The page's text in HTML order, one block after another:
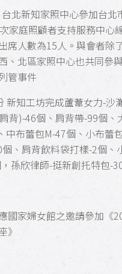
北新知家照中心參加台北
家庭照顧者支持服務中心
席人數為15人。與會者除
、北區家照中心也共同參
管事件
新知工坊完成蘆葦女力-沙
背)-46個、肩背帶-99個、
中布蕾包M-47個、小布蕾
、肩背飲料袋打樣-2個、
孫欣律師-挺新創托特包-
國家婦女館之邀請參加《
》